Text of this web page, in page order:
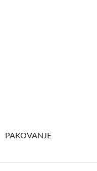
PAKOVANJE